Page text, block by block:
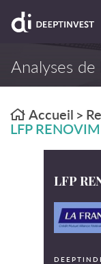
Analyses
Accueil >
LFP
LFP